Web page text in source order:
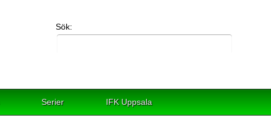
Sök:
Serier IFK Uppsala